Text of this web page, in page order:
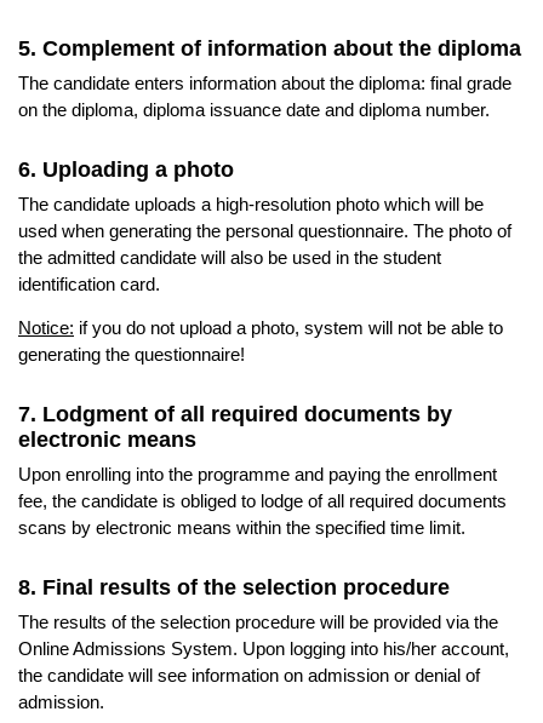
5. Complement of information about the diploma
The candidate enters information about the diploma: final grade
on the diploma, diploma issuance date and diploma number.
6. Uploading a photo
The candidate uploads a high-resolution photo which will be
used when generating the personal questionnaire. The photo of
the admitted candidate will also be used in the student
identification card.
Notice: if you do not upload a photo, system will not be able to
generating the questionnaire!
7. Lodgment of all required documents by
electronic means
Upon enrolling into the programme and paying the enrollment
fee, the candidate is obliged to lodge of all required documents
scans by electronic means within the specified time limit.
8. Final results of the selection procedure
The results of the selection procedure will be provided via the
Online Admissions System. Upon logging into his/her account,
the candidate will see information on admission or denial of
admission.